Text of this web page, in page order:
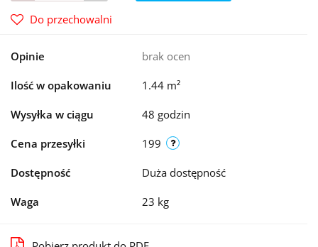
Do przechowalni
Opinie brak ocen
Ilość w opakowaniu 1.44 m²
Wysyłka w ciągu 48 godzin
Cena przesyłki 199
Dostępność Duża dostępność
Waga 23 kg